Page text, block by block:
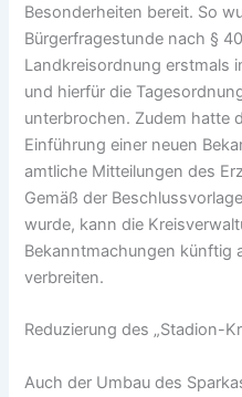
Besonderheiten bereit. So
Bürgerfragestunde nach §
Landkreisordnung erstmals
und hierfür die
unterbrochen. Zudem hatte
Einführung einer neuen
amtliche Mitteilungen des
Gemäß der
wurde, kann die
Bekanntmachungen künftig
verbreiten.
Reduzierung des „Stadion-
Auch der Umbau des